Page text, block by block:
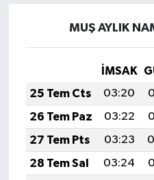
MUŞ AYLIK
İMSAK
25 Tem Cts
03:20
26 Tem Paz
03:22
27 Tem Pts
03:23
28 Tem Sal
03:24